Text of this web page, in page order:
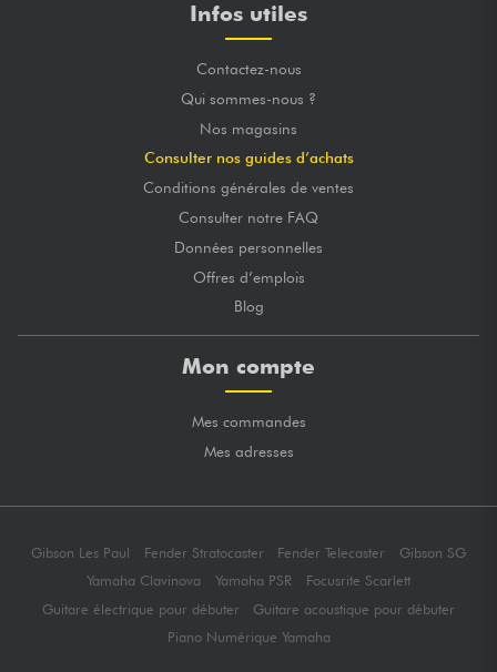
Infos utiles
Contactez-nous
Qui sommes-nous ?
Nos magasins
Consulter nos guides d’achats
Conditions générales de ventes
Consulter notre FAQ
Données personnelles
Offres d’emplois
Blog
Mon compte
Mes commandes
Mes adresses
Gibson Les Paul Fender Stratocaster Fender Telecaster
Gibson SG
Yamaha Clavinova
Yamaha PSR
Focusrite Scarlett
Guitare électrique pour débuter
Guitare acoustique pour débuter
Piano Numérique Yamaha